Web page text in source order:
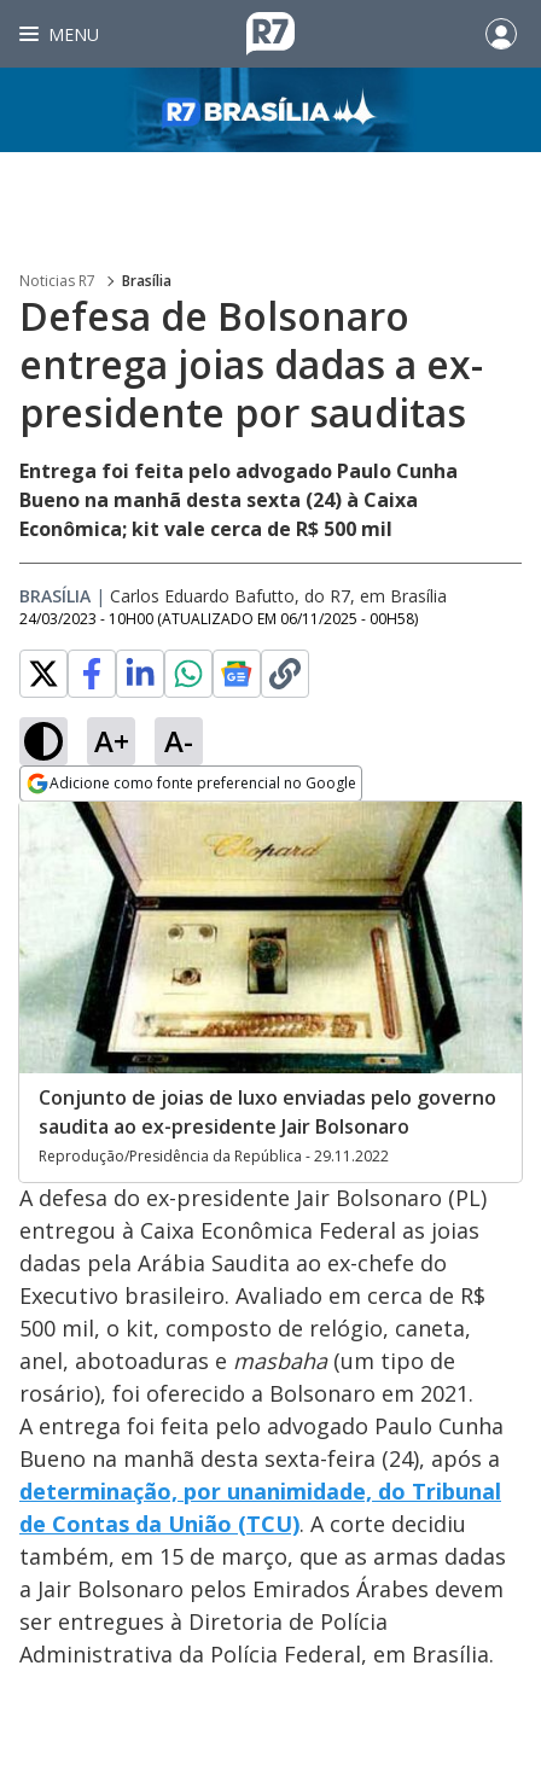
MENU
Noticias R7 Brasília
Defesa de Bolsonaro
entrega joias dadas a ex-
presidente por sauditas
Entrega foi feita pelo advogado Paulo Cunha
Bueno na manhã desta sexta (24) à Caixa
Econômica; kit vale cerca de R$ 500 mil
BRASÍLIA | Carlos Eduardo Bafutto, do R7, em Brasília
24/03/2023 - 10H00 (ATUALIZADO EM 06/11/2025 - 00H58)
A+ A-
Adicione como fonte preferencial no Google
Opens in new window
Conjunto de joias de luxo enviadas pelo governo
saudita ao ex-presidente Jair Bolsonaro
Reprodução/Presidência da República - 29.11.2022
A defesa do ex-presidente Jair Bolsonaro (PL)
entregou à Caixa Econômica Federal as joias
dadas pela Arábia Saudita ao ex-chefe do
Executivo brasileiro. Avaliado em cerca de R$
500 mil, o kit, composto de relógio, caneta,
anel, abotoaduras e masbaha (um tipo de
rosário), foi oferecido a Bolsonaro em 2021.
A entrega foi feita pelo advogado Paulo Cunha
Bueno na manhã desta sexta-feira (24), após a
determinação, por unanimidade, do Tribunal
de Contas da União (TCU). A corte decidiu
também, em 15 de março, que as armas dadas
a Jair Bolsonaro pelos Emirados Árabes devem
ser entregues à Diretoria de Polícia
Administrativa da Polícia Federal, em Brasília.